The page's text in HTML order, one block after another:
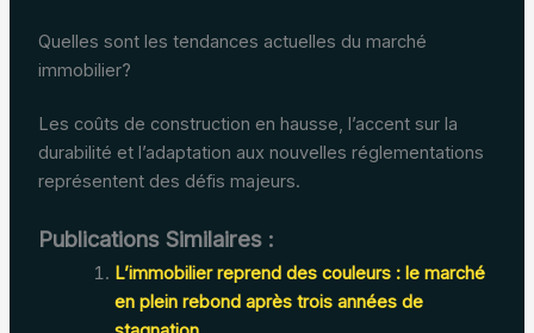
Quelles sont les tendances actuelles du marché
immobilier?
Les coûts de construction en hausse, l’accent sur la
durabilité et l’adaptation aux nouvelles réglementations
représentent des défis majeurs.
Publications Similaires :
L’immobilier reprend des couleurs : le marché
en plein rebond après trois années de